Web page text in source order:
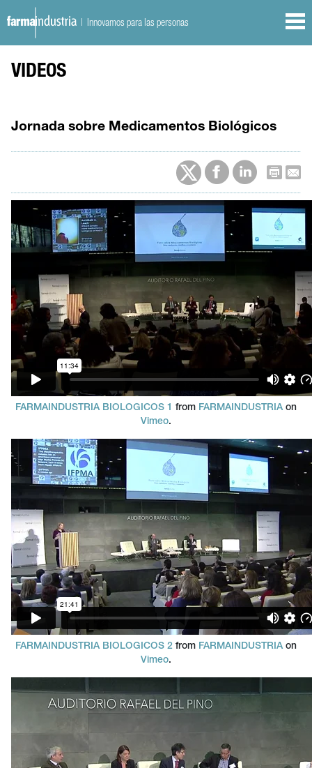
| Innovamos para las personas
VIDEOS
Jornada sobre Medicamentos Biológicos
FARMAINDUSTRIA BIOLOGICOS 1 from FARMAINDUSTRIAon
Vimeo.
FARMAINDUSTRIA BIOLOGICOS 2 from FARMAINDUSTRIAon
Vimeo.